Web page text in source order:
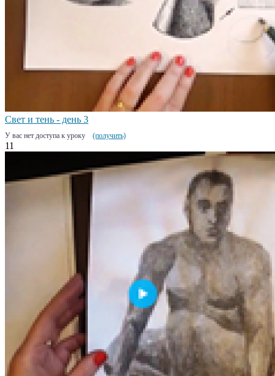
Свет и тень - день 3
У вас нет доступа к уроку (получить)
11